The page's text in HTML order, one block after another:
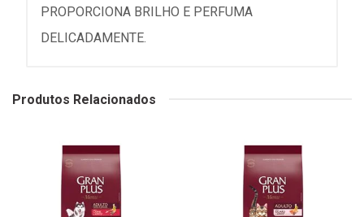
PROPORCIONA BRILHO E PERFUMA
DELICADAMENTE.
Produtos Relacionados